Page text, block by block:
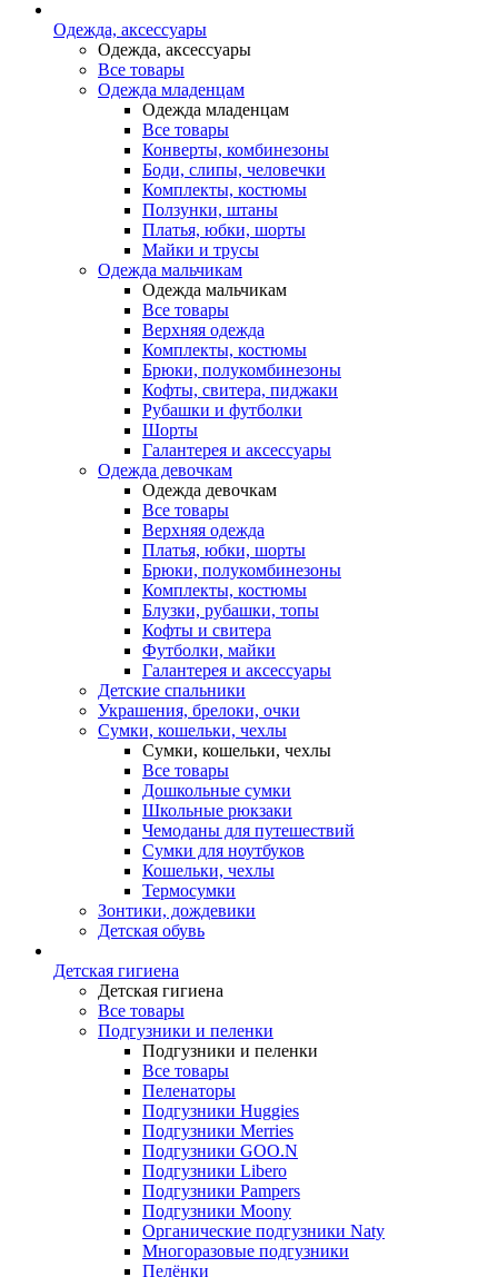
Одежда, аксессуары
Одежда, аксессуары
Все товары
Одежда младенцам
Одежда младенцам
Все товары
Конверты, комбинезоны
Боди, слипы, человечки
Комплекты, костюмы
Ползунки, штаны
Платья, юбки, шорты
Майки и трусы
Одежда мальчикам
Одежда мальчикам
Все товары
Верхняя одежда
Комплекты, костюмы
Брюки, полукомбинезоны
Кофты, свитера, пиджаки
Рубашки и футболки
Шорты
Галантерея и аксессуары
Одежда девочкам
Одежда девочкам
Все товары
Верхняя одежда
Платья, юбки, шорты
Брюки, полукомбинезоны
Комплекты, костюмы
Блузки, рубашки, топы
Кофты и свитера
Футболки, майки
Галантерея и аксессуары
Детские спальники
Украшения, брелоки, очки
Сумки, кошельки, чехлы
Сумки, кошельки, чехлы
Все товары
Дошкольные сумки
Школьные рюкзаки
Чемоданы для путешествий
Сумки для ноутбуков
Кошельки, чехлы
Термосумки
Зонтики, дождевики
Детская обувь
Детская гигиена
Детская гигиена
Все товары
Подгузники и пеленки
Подгузники и пеленки
Все товары
Пеленаторы
Подгузники Huggies
Подгузники Merries
Подгузники GOO.N
Подгузники Libero
Подгузники Pampers
Подгузники Moony
Органические подгузники Naty
Многоразовые подгузники
Пелёнки